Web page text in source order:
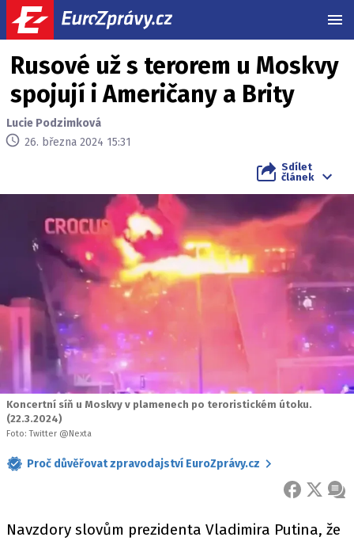
Rusové už s terorem u Moskvy
spojují i Američany a Brity
Lucie Podzimková
26. března 2024 15:31
Sdílet
článek
Koncertní síň u Moskvy v plamenech po teroristickém útoku.
(22.3.2024)
Foto: Twitter @Nexta
Proč důvěřovat zpravodajství EuroZprávy.cz
FACEBOOK
X
Navzdory slovům prezidenta Vladimira Putina, že